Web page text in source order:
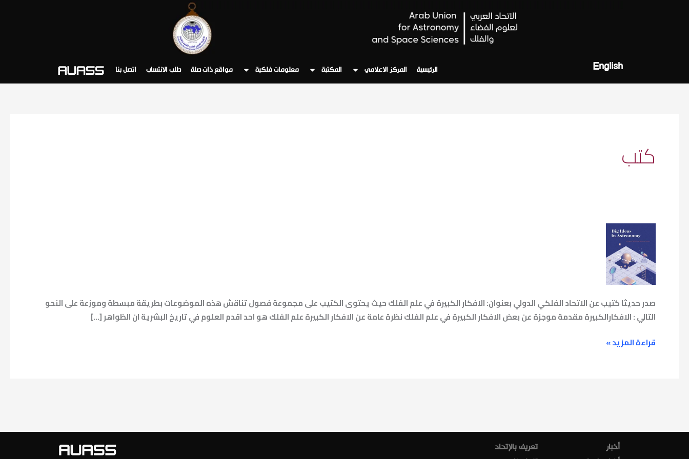
English الرئيسية المركز الاعلامي المكتبة معلومات فلكية مواقع ذات صلة طلب الانتساب اتصل بنا
كتب
صدر حديثا كتيب عن الاتحاد الفلكي الدولي بعنوان: الافكار الكبيرة في علم الفلك حيث يحتوى الكتيب على مجموعة فصول تناقش هذه الموضوعات بطريقة مبسطة وموزعة على النحو
التالي : الافكارالكبيرة مقدمة موجزة عن بعض الافكار الكبيرة في علم الفلك نظرة عامة عن الافكار الكبيرة علم الفلك هو احد اقدم العلوم في تاريخ البشرية ان الظواهر […]
الافكار
الكبيرة
في
علم
الفلك
قراءة المزيد »
أخبار
تعريف بالإتحاد